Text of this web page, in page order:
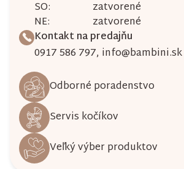
SO:
zatvorené
NE:
zatvorené
Kontakt na predajňu
0917 586 797, info@bambini.sk
Odborné poradenstvo
Servis kočíkov
Veľký výber produktov